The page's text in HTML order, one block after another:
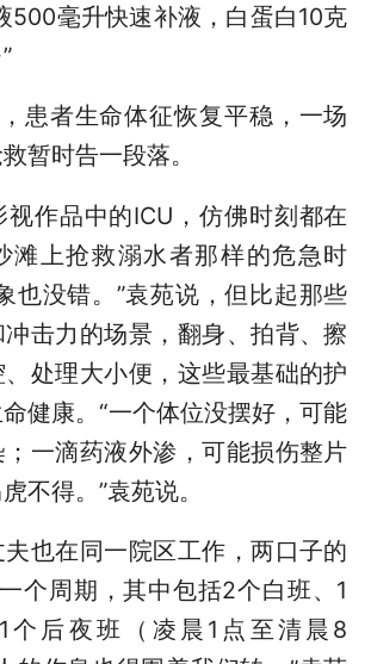
500毫升快速补液，白蛋白10克
者生命体征恢复平稳，一场
暂时告一段落。
品中的ICU，仿佛时刻都在
滩上抢救溺水者那样的危急时
也没错。”袁苑说，但比起那些
击力的场景，翻身、拍背、擦
处理大小便，这些最基础的护
健康。“一个体位没摆好，可能
一滴药液外渗，可能损伤整片
不得。”袁苑说。
在同一院区工作，两口子的
个周期，其中包括2个白班、1
个后夜班（凌晨1点至清晨8